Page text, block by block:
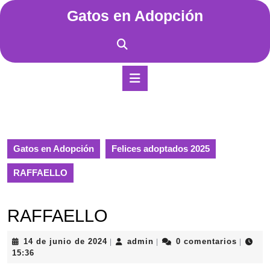
Saltar
Gatos en Adopción
Gatos en Adopción Felices adoptados 2025
RAFFAELLO
RAFFAELLO
14 de junio de 202414
admin admin0 comentarios
15:36